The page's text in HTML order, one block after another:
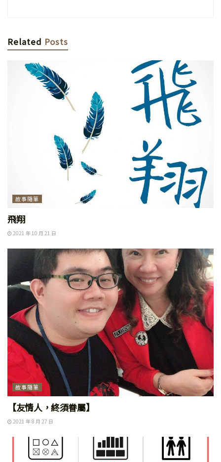
Related Posts
故事隨筆
飛翔
2021 年 10 月 21 日
故事隨筆
【友情人，終須眷屬】
2021 年 8 月 27 日